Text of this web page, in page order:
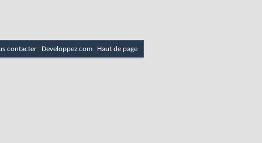
contacter Developpez.com Haut de page